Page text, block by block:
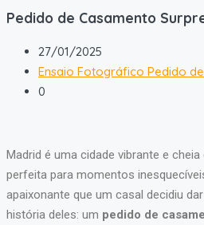
Pedido de Casamento
27/01/2025
Ensaio Fotográfico Pedido
0
Madrid é uma cidade vibrante e
perfeita para momentos
apaixonante que um casal decidiu
história deles: um pedido de